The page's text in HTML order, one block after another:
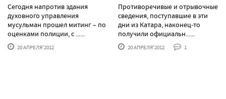
Сегодня напротив здания
духовного управления
мусульман прошел митинг – по
оценками полиции, с ......
20 АПРЕЛЯ'2012
Противоречивые и отрывочные
сведения, поступавшие в эти
дни из Катара, наконец-то
получили официальн......
20 АПРЕЛЯ'2012 1